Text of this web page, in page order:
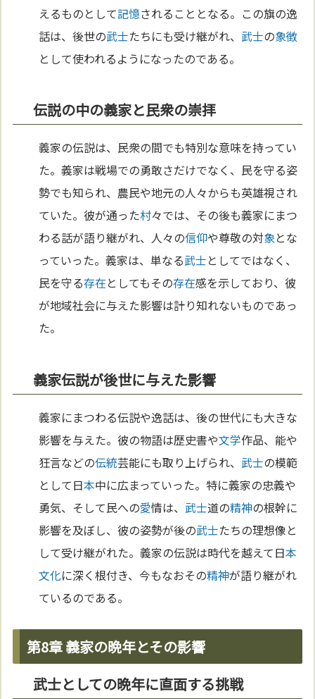
えるものとして記憶されることとなる。この旗の逸
話は、後世の武士たちにも受け継がれ、 武士の象徴
として使われるようになったのである。
伝説の中の義家と民衆の崇拝
義家の伝説は、民衆の間でも特別な意味を持ってい
た。義家は戦場での勇敢さだけでなく、民を守る姿
勢でも知られ、農民や地元の人々からも英雄視され
ていた。彼が通った村々では、その後も義家にまつ
わる話が語り継がれ、人々の信仰や尊敬の対象とな
っていった。義家は、単なる武士としてではなく、
民を守る存在としてもその存在感を示しており、彼
が地域社会に与えた影響は計り知れないものであっ
た。
義家伝説が後世に与えた影響
義家にまつわる伝説や逸話は、後の世代にも大きな
影響を与えた。彼の物語は歴史書や文学作品、能や
狂言などの伝統芸能にも取り上げられ、 武士の模範
として日本中に広まっていった。特に義家の忠義や
勇気、そして民への愛情は、 武士道の精神の根幹に
影響を及ぼし、彼の姿勢が後の武士たちの理想像と
して受け継がれた。義家の伝説は時代を越えて日本
文化に深く根付き、今もなおその精神が語り継がれ
ているのである。
第8章 義家の晩年とその影響
武士としての晩年に直面する挑戦